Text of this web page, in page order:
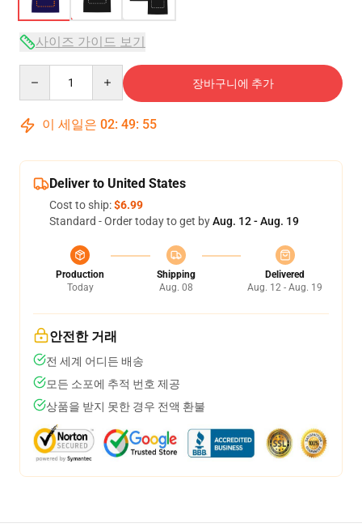
사이즈 가이드 보기
장바구니에 추가
이 세일은 02: 49: 54
Deliver to United States
Cost to ship:$6.99
Standard - Order today to get byAug. 12 - Aug. 19
Production
Today
Shipping
Aug. 08
Delivered
Aug. 12 - Aug. 19
안전한 거래
전 세계 어디든 배송
모든 소포에 추적 번호 제공
상품을 받지 못한 경우 전액 환불